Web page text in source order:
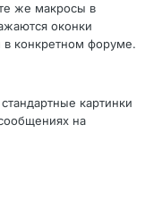
же макросы в
оконки
конкретном форуме.
картинки
на